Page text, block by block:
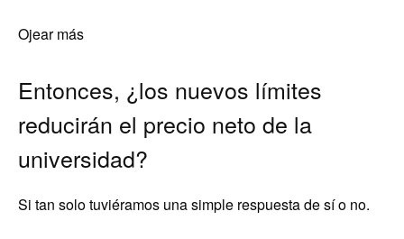
Ojear más
Entonces, ¿los nuevos límites
reducirán el precio neto de la
universidad?
Si tan solo tuviéramos una simple respuesta de sí o no.